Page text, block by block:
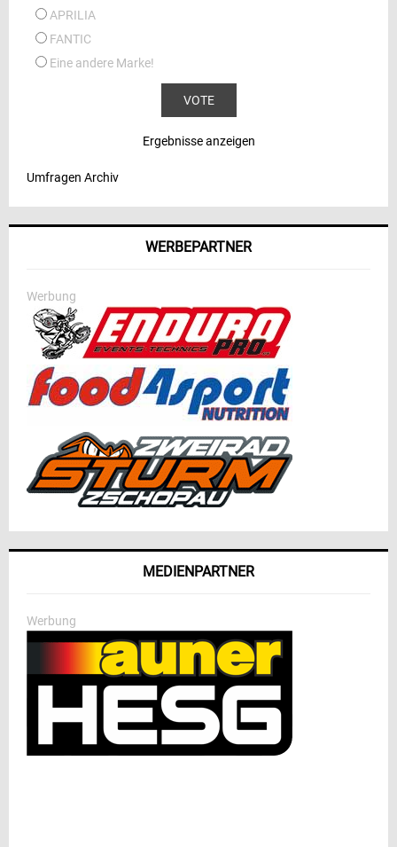
APRILIA
FANTIC
Eine andere Marke!
Ergebnisse anzeigen
Umfragen Archiv
WERBEPARTNER
Werbung
MEDIENPARTNER
Werbung